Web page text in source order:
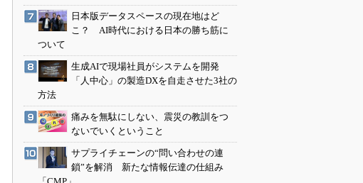
日本版データスペースの現在地はど
こ？ AI時代における日本の勝ち筋に
ついて
生成AIで現場社員がシステムを開発
「人中心」の製造DXを自走させた3社の
方法
痛みを無駄にしない、震災の教訓をつ
ないでいくということ
サプライチェーンの“問い合わせの連
鎖”を解消 新たな情報伝達の仕組み